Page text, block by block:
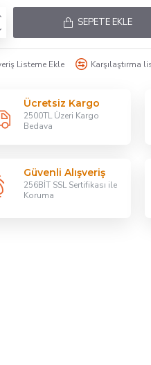
SEPETE EKLE
Listeme Ekle Karşılaştırma
Ücretsiz Kargo
2500TL Üzeri Kargo
Bedava
Güvenli Alışveriş
256BİT SSL Sertifikası ile
Koruma